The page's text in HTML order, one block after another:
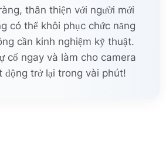
thân thiện với người mới
có thể khôi phục chức năng
cần kinh nghiệm kỹ thuật.
cố ngay và làm cho camera
động trở lại trong vài phút!